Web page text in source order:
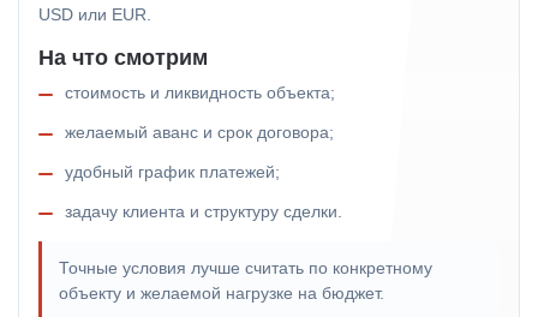
USD или EUR.
На что смотрим
стоимость и ликвидность объекта;
желаемый аванс и срок договора;
удобный график платежей;
задачу клиента и структуру сделки.
Точные условия лучше считать по конкретному
объекту и желаемой нагрузке на бюджет.